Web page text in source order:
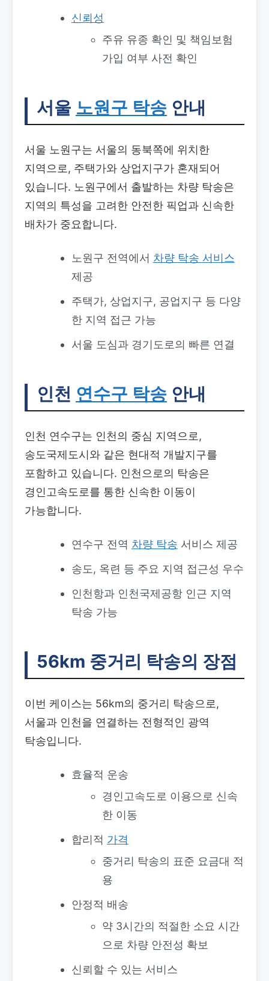
신뢰성
주유 유종 확인 및 책임보험
가입 여부 사전 확인
서울 노원구 탁송 안내
서울 노원구는 서울의 동북쪽에 위치한
지역으로, 주택가와 상업지구가 혼재되어
있습니다. 노원구에서 출발하는 차량 탁송은
지역의 특성을 고려한 안전한 픽업과 신속한
배차가 중요합니다.
노원구 전역에서 차량 탁송 서비스
제공
주택가, 상업지구, 공업지구 등 다양
한 지역 접근 가능
서울 도심과 경기도로의 빠른 연결
인천 연수구 탁송 안내
인천 연수구는 인천의 중심 지역으로,
송도국제도시와 같은 현대적 개발지구를
포함하고 있습니다. 인천으로의 탁송은
경인고속도로를 통한 신속한 이동이
가능합니다.
연수구 전역 차량 탁송 서비스 제공
송도, 옥련 등 주요 지역 접근성 우수
인천항과 인천국제공항 인근 지역
탁송 가능
56km 중거리 탁송의 장점
이번 케이스는 56km의 중거리 탁송으로,
서울과 인천을 연결하는 전형적인 광역
탁송입니다.
효율적 운송
경인고속도로 이용으로 신속
한 이동
합리적 가격
중거리 탁송의 표준 요금대 적
용
안정적 배송
약 3시간의 적절한 소요 시간
으로 차량 안전성 확보
신뢰할 수 있는 서비스